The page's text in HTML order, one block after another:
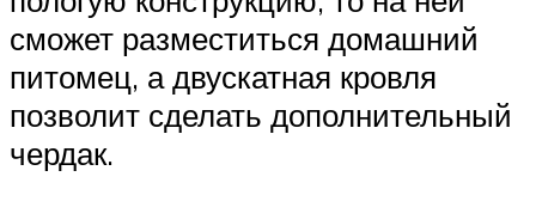
сможет разместиться домашний
питомец, а двускатная кровля
позволит сделать дополнительный
чердак.